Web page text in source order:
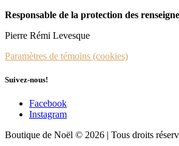
Responsable de la protection des
Pierre Rémi Levesque
Paramètres de témoins (cookies)
Suivez-nous!
Facebook
Instagram
Boutique de Noël © 2026 | Tous droits